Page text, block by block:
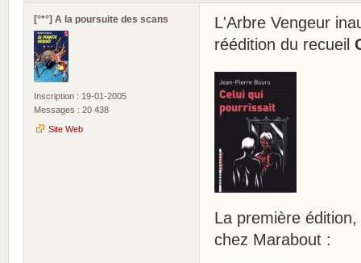
[°*°] A la poursuite des scans
Inscription : 19-01-2005
Messages : 20 438
Site Web
L'Arbre Vengeur
réédition du recueil
La première
chez Marabout :